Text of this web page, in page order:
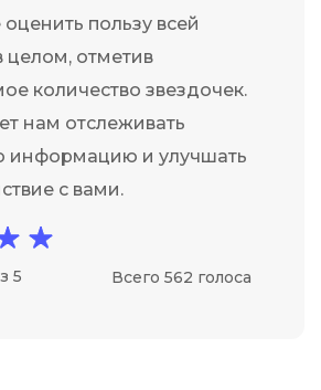
пользу всей
целом, отметив
количество звездочек.
нам отслеживать
информацию и улучшать
с вами.
5 Всего 562 голоса